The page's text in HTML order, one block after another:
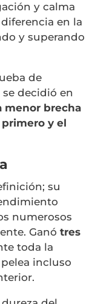
y calma
en la
y superando
de
decidió en
menor brecha
y el
su
numerosos
Ganótres
toda la
incluso